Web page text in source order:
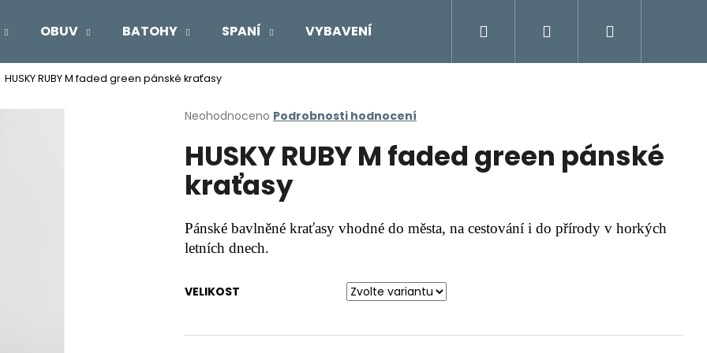
OBUV BATOHY SPANÍ VYBAVENÍ Moje objednávka
Přihlášení
HUSKY RUBY M faded green pánské kraťasy
Průměrné
produktu
je
0,0
hvězdiček.
Neohodnoceno Podrobnosti hodnocení
HUSKY RUBY M faded green pánské
kraťasy
Pánské bavlněné kraťasy vhodné do města, na cestování i do přírody v horkých
letních dnech.
VELIKOST
Co potřebujete najít?
HLEDAT